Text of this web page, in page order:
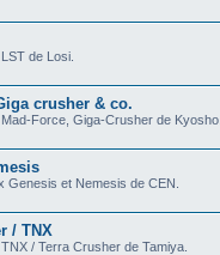
de Losi.
crusher & co.
Force, Giga-Crusher de Kyosho.
Genesis et Nemesis de CEN.
/ TNX
/ Terra Crusher de Tamiya.